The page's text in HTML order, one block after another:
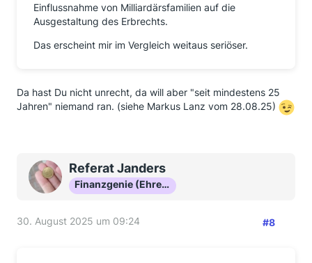
Einflussnahme von Milliardärsfamilien auf die
Ausgestaltung des Erbrechts.
Das erscheint mir im Vergleich weitaus seriöser.
Da hast Du nicht unrecht, da will aber "seit mindestens 25
Jahren" niemand ran. (siehe Markus Lanz vom 28.08.25)
Referat Janders
Finanzgenie (Ehrenmitglied)
30. August 2025 um 09:24 #8